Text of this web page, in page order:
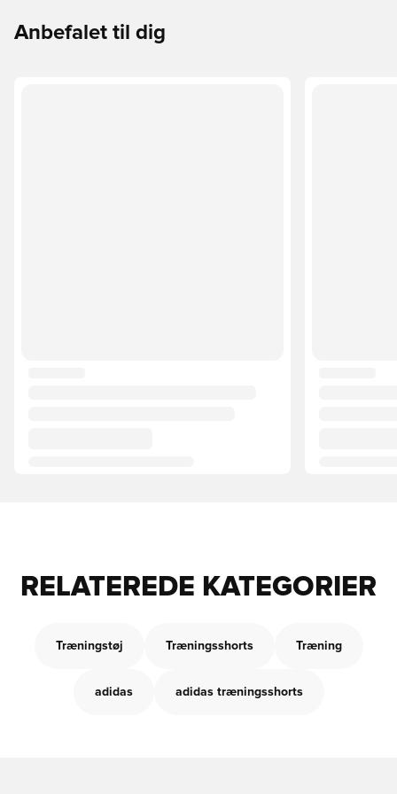
Anbefalet til dig
RELATEREDE KATEGORIER
Træningstøj Træningsshorts Træning
adidas adidas træningsshorts